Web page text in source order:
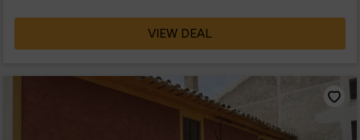
VIEW DEAL